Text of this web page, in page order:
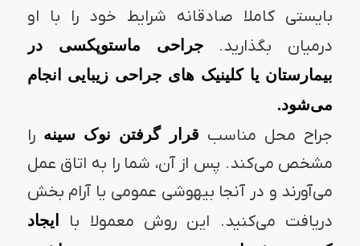
بایستی کاملا صادقانه شرایط خود را با او
درمیان بگذارید.جراحی ماستوپکسی در
بیمارستان یا کلینیک های جراحی زیبایی انجام
می‌شود.
جراح محل مناسب قرار گرفتن نوک سینه را
مشخص می‌کند. پس از آن، شما را به اتاق عمل
می‌آورند و در آنجا بیهوشی عمومی یا آرام بخش
دریافت می‌کنید. این روش معمولا با
ایجاد